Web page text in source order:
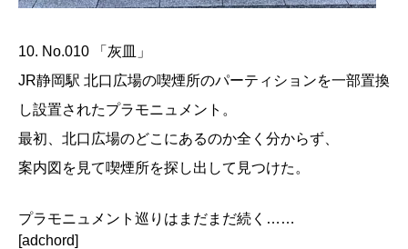
10. No.010 「灰皿」
JR静岡駅 北口広場の喫煙所のパーティションを一部置換
し設置されたプラモニュメント。
最初、北口広場のどこにあるのか全く分からず、
案内図を見て喫煙所を探し出して見つけた。
プラモニュメント巡りはまだまだ続く……
[adchord]